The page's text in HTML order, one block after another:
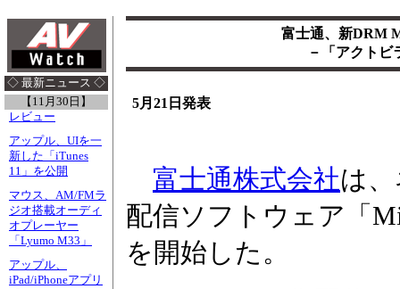
◇ 最新ニュース ◇
【11月30日】
レビュー
アップル、UIを一
新した「iTunes
11」を公開
マウス、AM/FMラ
ジオ搭載オーディ
オプレーヤー
「Lyumo M33」
アップル、
iPad/iPhoneアプリ
富士通、新DRM
－「アクトビ
5月21日発表
富士通株式会社は
配信ソフトウェア「
を開始した。